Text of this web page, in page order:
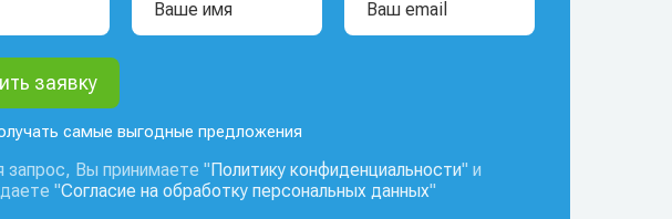
самые выгодные предложения
запрос, Вы принимаете " Политику конфиденциальности" и
"Согласие на обработку персональных данных"